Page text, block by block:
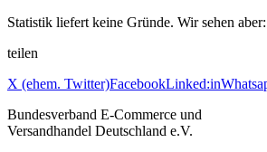
Statistik liefert keine Gründe. Wir sehen
teilen
X (ehem. Twitter)FacebookLinked:in
Bundesverband E-Commerce und
Versandhandel Deutschland e.V.